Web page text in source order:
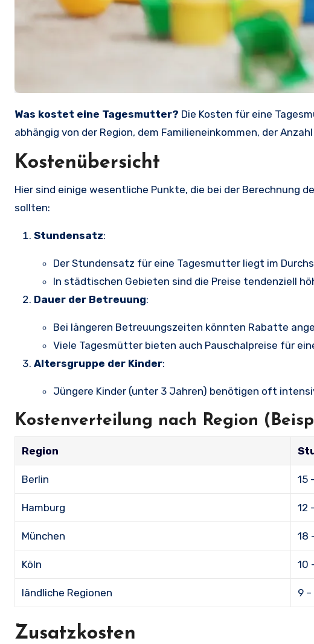
Was kostet eine Tagesmutter? Die Kosten für eine
abhängig von der Region, dem Familieneinkommen, der
Kostenübersicht
Hier sind einige wesentliche Punkte, die bei der Berechnung
sollten:
Stundensatz:
Der Stundensatz für eine Tagesmutter liegt im
In städtischen Gebieten sind die Preise tendenziell
Dauer der Betreuung:
Bei längeren Betreuungszeiten könnten Rabatte
Viele Tagesmütter bieten auch Pauschalpreise für
Altersgruppe der Kinder:
Jüngere Kinder (unter 3 Jahren) benötigen oft
Kostenverteilung nach Region
Region
Berlin 15
Hamburg 12
München 18
Köln 10
ländliche Regionen 9 –
Zusatzkosten